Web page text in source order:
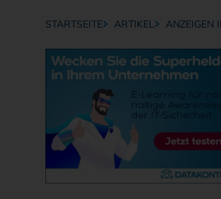
Breadcrumb-Navigation
STARTSEITE ARTIKEL ANZEIGEN